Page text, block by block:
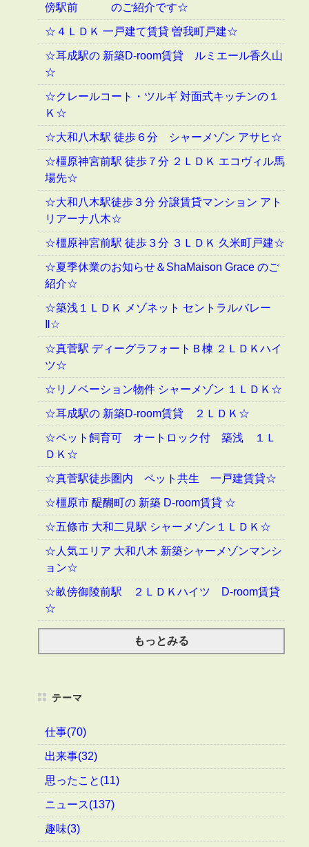
傍駅前 のご紹介です☆
☆４ＬＤＫ 一戸建て賃貸 曽我町戸建☆
☆耳成駅の 新築D-room賃貸 ルミエール香久山
☆
☆クレールコート・ツルギ 対面式キッチンの１
Ｋ☆
☆大和八木駅 徒歩６分 シャーメゾン アサヒ☆
☆橿原神宮前駅 徒歩７分 ２ＬＤＫ エコヴィル馬
場先☆
☆大和八木駅徒歩３分 分譲賃貸マンション アト
リアーナ八木☆
☆橿原神宮前駅 徒歩３分 ３ＬＤＫ 久米町戸建☆
☆夏季休業のお知らせ＆ShaMaison Grace のご
紹介☆
☆築浅１ＬＤＫ メゾネット セントラルバレー
Ⅱ☆
☆真菅駅 ディーグラフォートＢ棟 ２ＬＤＫハイ
ツ☆
☆リノベーション物件 シャーメゾン １ＬＤＫ☆
☆耳成駅の 新築D-room賃貸 ２ＬＤＫ☆
☆ペット飼育可 オートロック付 築浅 １Ｌ
ＤＫ☆
☆真菅駅徒歩圏内 ペット共生 一戸建賃貸☆
☆橿原市 醍醐町の 新築 D-room賃貸 ☆
☆五條市 大和二見駅 シャーメゾン１ＬＤＫ☆
☆人気エリア 大和八木 新築シャーメゾンマンシ
ョン☆
☆畝傍御陵前駅 ２ＬＤＫハイツ D-room賃貸
☆
もっとみる
テーマ
仕事(70)
出来事(32)
思ったこと(11)
ニュース(137)
趣味(3)